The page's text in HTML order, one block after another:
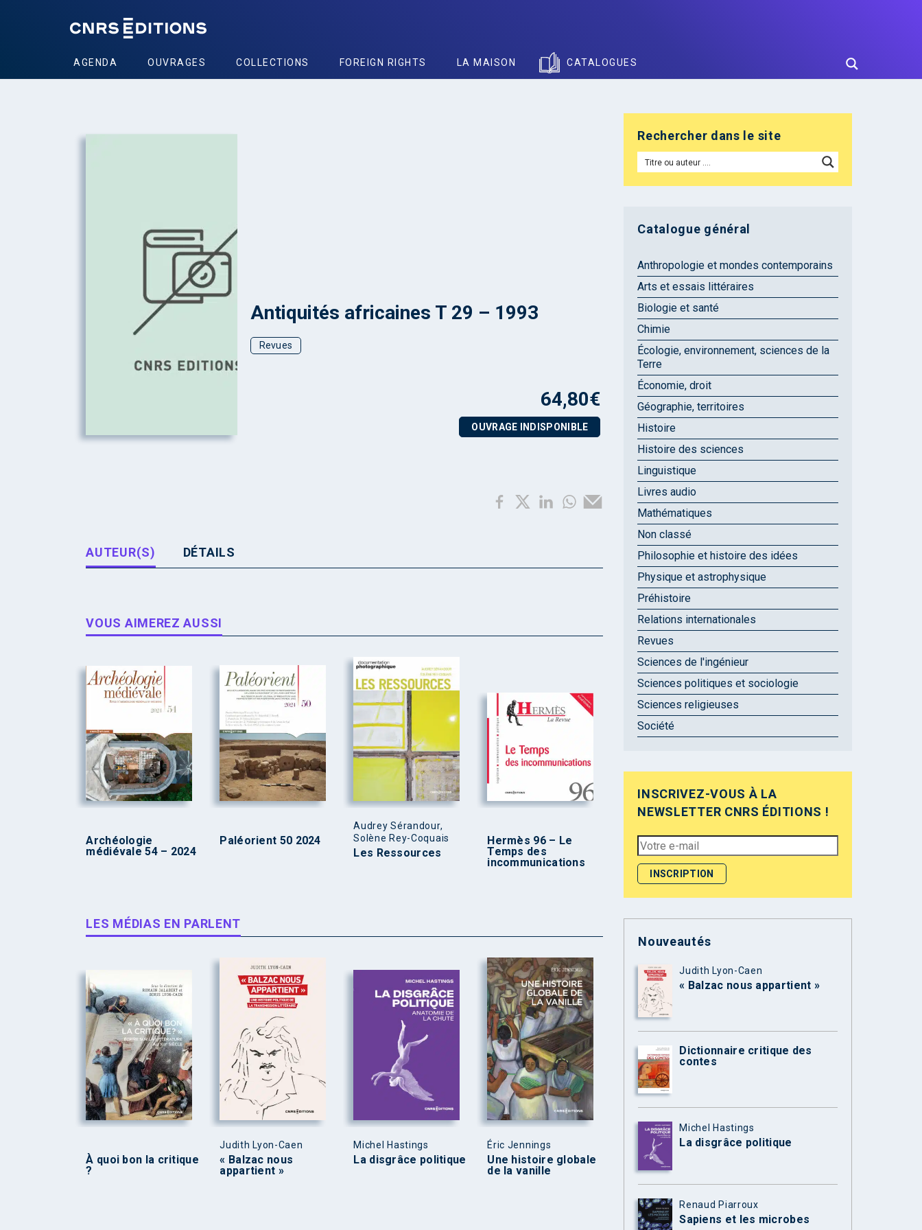
AGENDA OUVRAGES COLLECTIONS FOREIGN RIGHTS LA MAISON CATALOGUES
Antiquités africaines T 29 – 1993
Revues
64,80€
OUVRAGE INDISPONIBLE
AUTEUR(S) DÉTAILS
VOUS AIMEREZ AUSSI
Archéologie
médiévale 54 – 2024
Paléorient 50 2024
Audrey Sérandour,
Solène Rey-Coquais
Les Ressources
Hermès 96 – Le
Temps des
incommunications
LES MÉDIAS EN PARLENT
À quoi bon la critique
?
Judith Lyon-Caen
« Balzac nous
appartient »
Michel Hastings
La disgrâce politique
Éric Jennings
Une histoire globale
de la vanille
Rechercher dans le site
Catalogue général
Anthropologie et mondes contemporains
Arts et essais littéraires
Biologie et santé
Chimie
Écologie, environnement, sciences de la
Terre
Économie, droit
Géographie, territoires
Histoire
Histoire des sciences
Linguistique
Livres audio
Mathématiques
Non classé
Philosophie et histoire des idées
Physique et astrophysique
Préhistoire
Relations internationales
Revues
Sciences de l'ingénieur
Sciences politiques et sociologie
Sciences religieuses
Société
INSCRIVEZ-VOUS À LA
NEWSLETTER CNRS ÉDITIONS !
Nouveautés
Judith Lyon-Caen
« Balzac nous appartient »
Dictionnaire critique des
contes
Michel Hastings
La disgrâce politique
Renaud Piarroux
Sapiens et les microbes